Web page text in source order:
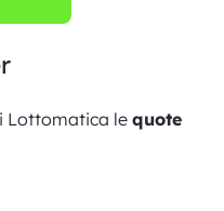
Lottomatica le quote